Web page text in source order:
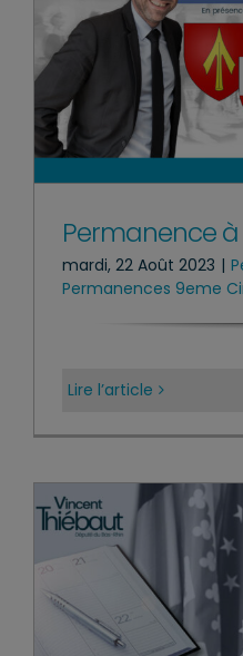
Permanence à
mardi, 22 Août 2023 |
Permanences 9eme
Lire l’article